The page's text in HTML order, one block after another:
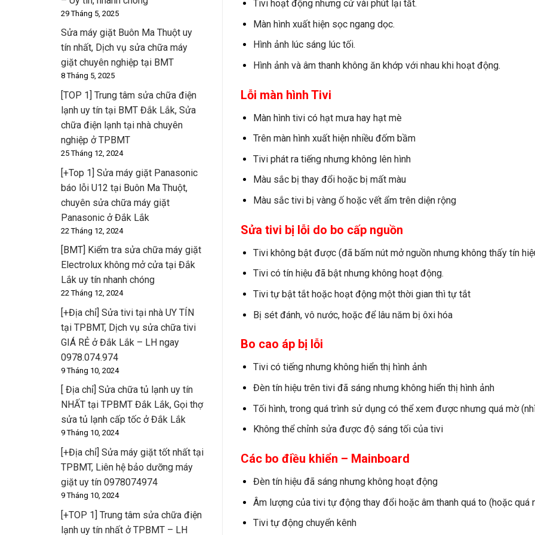
29 Tháng 5, 2025
Sửa máy giặt Buôn Ma Thuột uy
tín nhất, Dịch vụ sửa chữa máy
giặt chuyên nghiệp tại BMT
8 Tháng 5, 2025
[TOP 1] Trung tâm sửa chữa điện
lạnh uy tín tại BMT Đắk Lắk, Sửa
chữa điện lạnh tại nhà chuyên
nghiệp ở TPBMT
25 Tháng 12, 2024
[+Top 1] Sửa máy giặt Panasonic
báo lỗi U12 tại Buôn Ma Thuột,
chuyên sửa chữa máy giặt
Panasonic ở Đắk Lắk
22 Tháng 12, 2024
[BMT] Kiểm tra sửa chữa máy giặt
Electrolux không mở cửa tại Đắk
Lắk uy tín nhanh chóng
22 Tháng 12, 2024
[+Địa chỉ] Sửa tivi tại nhà UY TÍN
tại TPBMT, Dịch vụ sửa chữa tivi
GIÁ RẺ ở Đắk Lắk – LH ngay
0978.074.974
9 Tháng 10, 2024
[ Địa chỉ] Sửa chữa tủ lạnh uy tín
NHẤT tại TPBMT Đắk Lắk, Gọi thợ
sửa tủ lạnh cấp tốc ở Đắk Lắk
9 Tháng 10, 2024
[+Địa chỉ] Sửa máy giặt tốt nhất tại
TPBMT, Liên hệ bảo dưỡng máy
giặt uy tín 0978074974
9 Tháng 10, 2024
[+TOP 1] Trung tâm sửa chữa điện
lạnh uy tín nhất ở TPBMT – LH
Tivi hoạt động nhưng cứ vài phút lại tắt.
Màn hình xuất hiện sọc ngang dọc.
Hình ảnh lúc sáng lúc tối.
Hình ảnh và âm thanh không ăn khớp với nhau khi hoạt động.
Lỗi màn hình Tivi
Màn hình tivi có hạt mưa hay hạt mè
Trên màn hình xuất hiện nhiều đốm bầm
Tivi phát ra tiếng nhưng không lên hình
Màu sắc bị thay đổi hoặc bị mất màu
Màu sắc tivi bị vàng ố hoặc vết ẩm trên diện rộng
Sửa tivi bị lỗi do bo cấp nguồn
Tivi không bật được (đã bấm nút mở nguồn nhưng không thấy tín
Tivi có tín hiệu đã bật nhưng không hoạt động.
Tivi tự bật tắt hoặc hoạt động một thời gian thì tự tắt
Bị sét đánh, vô nước, hoặc để lâu năm bị ôxi hóa
Bo cao áp bị lỗi
Tivi có tiếng nhưng không hiển thị hình ảnh
Đèn tín hiệu trên tivi đã sáng nhưng không hiển thị hình ảnh
Tối hình, trong quá trình sử dụng có thể xem được nhưng quá mờ
Không thể chỉnh sửa được độ sáng tối của tivi
Các bo điều khiển – Mainboard
Đèn tín hiệu đã sáng nhưng không hoạt động
Âm lượng của tivi tự động thay đổi hoặc âm thanh quá to (hoặc quá
Tivi tự động chuyển kênh